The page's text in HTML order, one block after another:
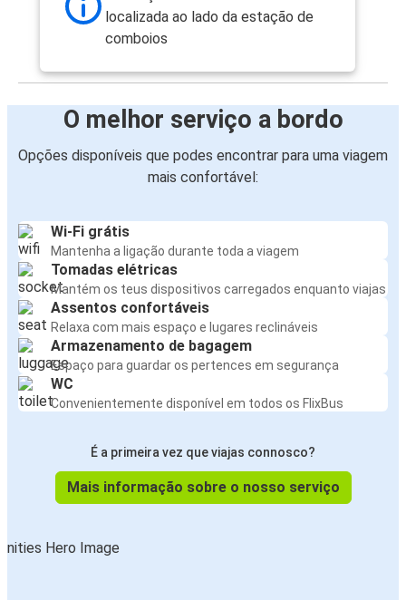
localizada ao lado da estação de
comboios
O melhor serviço a bordo
Opções disponíveis que podes encontrar para uma viagem
mais confortável:
Wi-Fi grátis
Mantenha a ligação durante toda a viagem
Tomadas elétricas
Mantém os teus dispositivos carregados enquanto viajas
Assentos confortáveis
Relaxa com mais espaço e lugares reclináveis
Armazenamento de bagagem
Espaço para guardar os pertences em segurança
WC
Convenientemente disponível em todos os FlixBus
É a primeira vez que viajas connosco?
Mais informação sobre o nosso serviço